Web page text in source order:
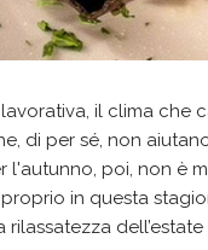
lavorativa, il clima che
di per sé, non
l'autunno, poi, non è
in questa
rilassatezza